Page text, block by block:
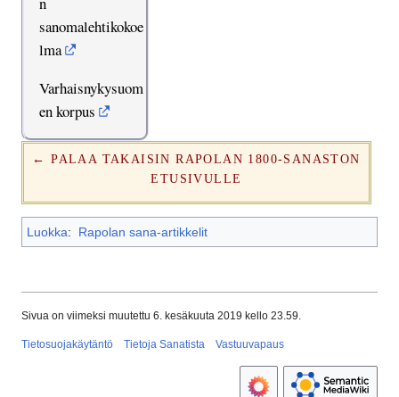
sanomalehtikokoe
lma
Varhaisnykysuom
en korpus
← PALAA TAKAISIN RAPOLAN 1800-SANASTON
ETUSIVULLE
Luokka: Rapolan sana-artikkelit
Sivua on viimeksi muutettu 6. kesäkuuta 2019 kello 23.59.
Tietosuojakäytäntö Tietoja Sanatista Vastuuvapaus